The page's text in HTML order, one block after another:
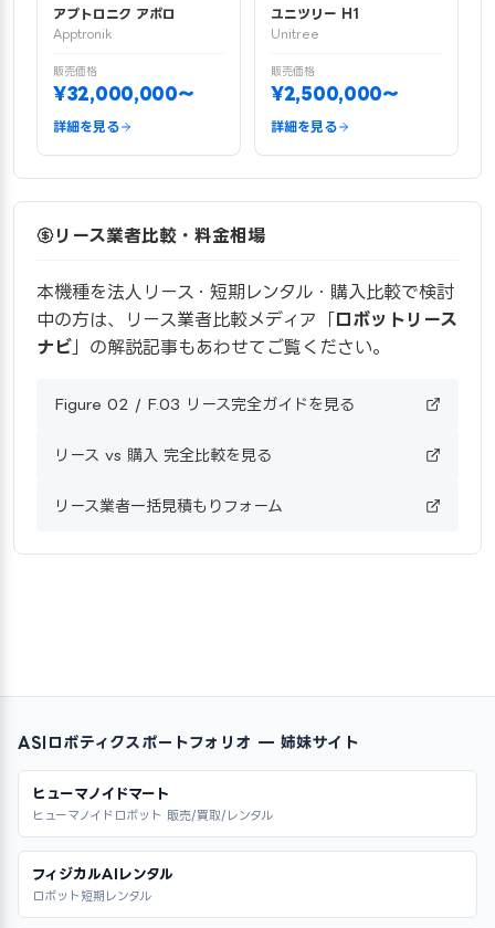
アプトロニク アポロ
Apptronik
販売価格
¥32,000,000〜
詳細を見る
ユニツリー H1
Unitree
販売価格
¥2,500,000〜
詳細を見る
リース業者比較・料金相場
本機種を法人リース・短期レンタル・購入比較で検討
中の方は、リース業者比較メディア「ロボットリース
ナビ 」の解説記事もあわせてご覧ください。
Figure 02 / F.03 リース完全ガイドを見る
リース vs 購入 完全比較を見る
リース業者一括見積もりフォーム
ASIロボティクスポートフォリオ — 姉妹サイト
ヒューマノイドマート
ヒューマノイドロボット 販売/買取/レンタル
フィジカルAIレンタル
ロボット短期レンタル